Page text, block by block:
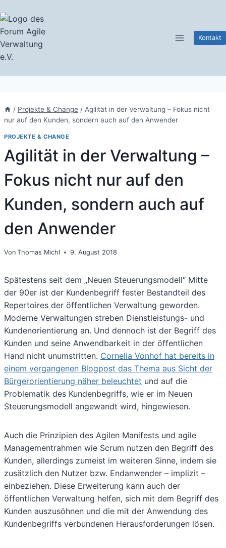
Inhalt
springen
Kontakt
/ Projekte & Change / Agilität in der Verwaltung – Fokus nicht
nur auf den Kunden, sondern auch auf den Anwender
PROJEKTE & CHANGE
Agilität in der Verwaltung –
Fokus nicht nur auf den
Kunden, sondern auch auf
den Anwender
Von Thomas Michl 9. August 2018
Spätestens seit dem „Neuen Steuerungsmodell“ Mitte
der 90er ist der Kundenbegriff fester Bestandteil des
Repertoires der öffentlichen Verwaltung geworden.
Moderne Verwaltungen streben Dienstleistungs- und
Kundenorientierung an. Und dennoch ist der Begriff des
Kunden und seine Anwendbarkeit in der öffentlichen
Hand nicht unumstritten. Cornelia Vonhof hat bereits in
einem vergangenen Blogpost das Thema aus Sicht der
Bürgerorientierung näher beleuchtet und auf die
Problematik des Kundenbegriffs, wie er im Neuen
Steuerungsmodell angewandt wird, hingewiesen.
Auch die Prinzipien des Agilen Manifests und agile
Managementrahmen wie Scrum nutzen den Begriff des
Kunden, allerdings zumeist im weiteren Sinne, indem sie
zusätzlich den Nutzer bzw. Endanwender – implizit –
einbeziehen. Diese Erweiterung kann auch der
öffentlichen Verwaltung helfen, sich mit dem Begriff des
Kunden auszusöhnen und die mit der Anwendung des
Kundenbegriffs verbundenen Herausforderungen lösen.